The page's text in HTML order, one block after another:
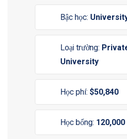
Bậc học:
Loại trường:
University
Học phí: $50,840
Học bổng: 120,000